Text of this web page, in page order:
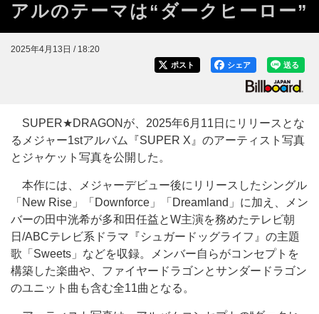
アルのテーマは“ダークヒーロー”
2025年4月13日 / 18:20
送る
シェア
ポスト
SUPER★DRAGONが、2025年6月11日にリリースとな
るメジャー1stアルバム『SUPER X』のアーティスト写真
とジャケット写真を公開した。
本作には、メジャーデビュー後にリリースしたシングル
「New Rise」「Downforce」「Dreamland」に加え、メン
バーの田中洸希が多和田任益とW主演を務めたテレビ朝
日/ABCテレビ系ドラマ『シュガードッグライフ』の主題
歌「Sweets」などを収録。メンバー自らがコンセプトを
構築した楽曲や、ファイヤードラゴンとサンダードラゴン
のユニット曲も含む全11曲となる。